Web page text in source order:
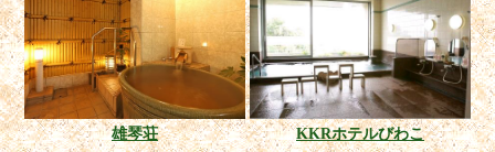
雄琴荘 KKRホテルびわこ